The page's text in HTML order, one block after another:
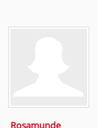
Rosamunde